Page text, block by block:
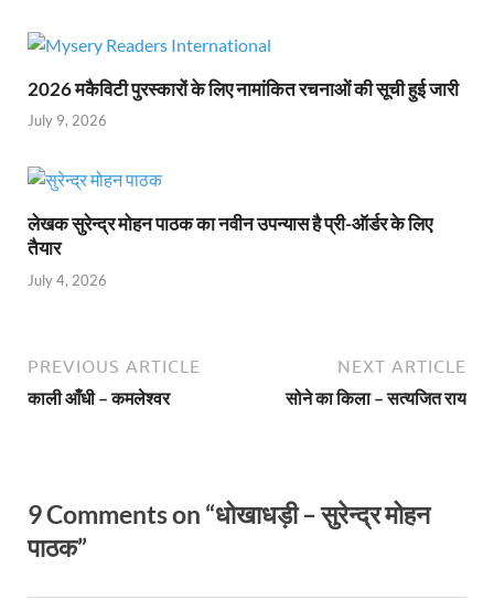
2026 मकैविटी पुरस्कारों के लिए नामांकित रचनाओं की सूची हुई जारी
July 9, 2026
लेखक सुरेन्द्र मोहन पाठक का नवीन उपन्यास है प्री-ऑर्डर के लिए
तैयार
July 4, 2026
PREVIOUS ARTICLE
काली आँधी – कमलेश्वर
NEXT ARTICLE
सोने का किला – सत्यजित राय
9 Comments on “धोखाधड़ी – सुरेन्द्र मोहन
पाठक”